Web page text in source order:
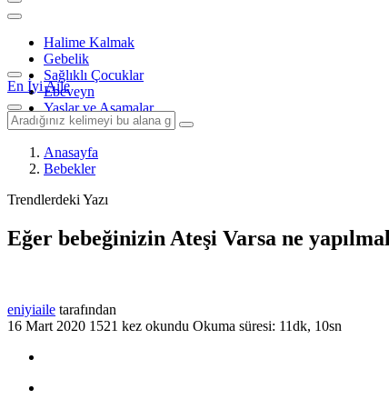
Halime Kalmak
Gebelik
Sağlıklı Çocuklar
Ebeveyn
Yaşlar ve Aşamalar
En İyi Aile
Anasayfa
Bebekler
Trendlerdeki Yazı
Eğer bebeğinizin Ateşi Varsa ne
eniyiaile tarafından
16 Mart 2020 1521 kez okundu Okuma süresi: 11dk, 10sn